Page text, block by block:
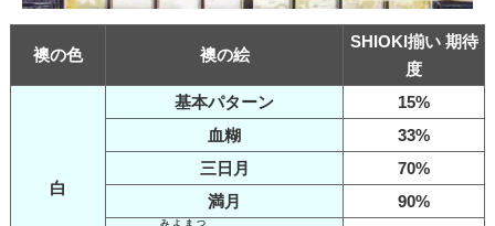
襖の色 襖の絵
SHIOKI揃い 期待
度
白
基本パターン
15%
血糊
33%
三日月
70%
満月
90%
みよまつ